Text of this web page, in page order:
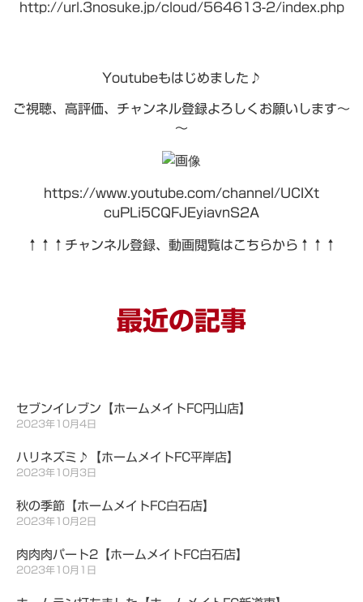
http://url.3nosuke.jp/cloud/564613-2/index.php
Youtubeもはじめました♪
ご視聴、高評価、チャンネル登録よろしくお願いします～
～
https://www.youtube.com/channel/UCIXt
cuPLi5CQFJEyiavnS2A
↑↑↑チャンネル登録、動画閲覧はこちらから↑↑↑
最近の記事
セブンイレブン【ホームメイトFC円山店】
2023年10月4日
ハリネズミ♪【ホームメイトFC平岸店】
2023年10月3日
秋の季節【ホームメイトFC白石店】
2023年10月2日
肉肉肉パート2【ホームメイトFC白石店】
2023年10月1日